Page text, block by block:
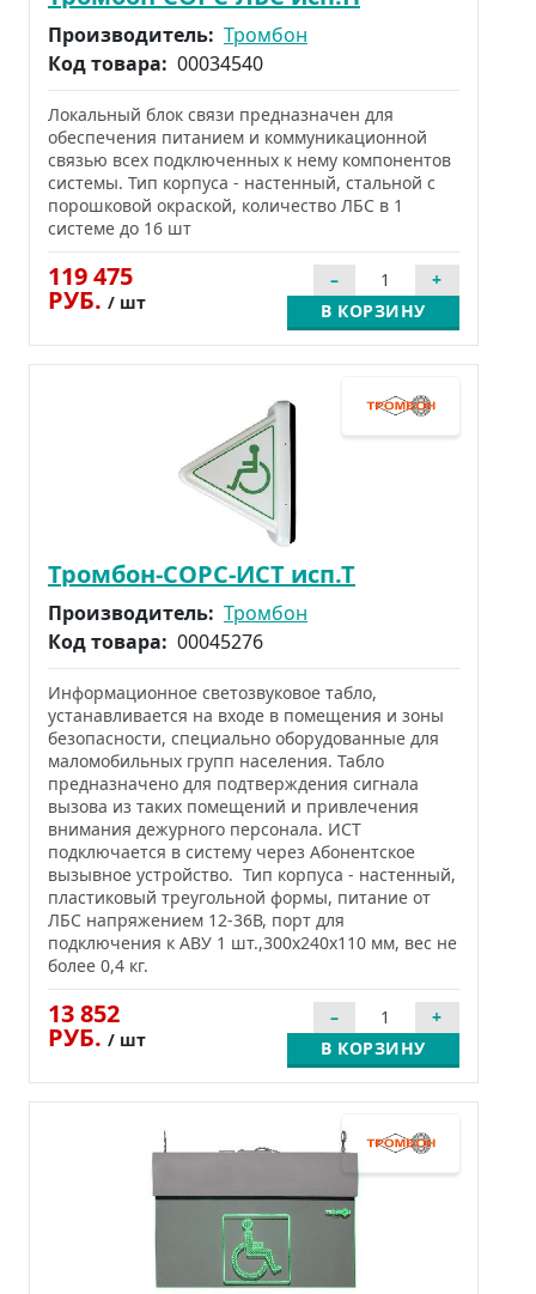
Производитель: Тромбон
Код товара: 00034540
Локальный блок связи предназначен для
обеспечения питанием и коммуникационной
связью всех подключенных к нему компонентов
системы. Тип корпуса - настенный, стальной с
порошковой окраской, количество ЛБС в 1
системе до 16 шт
119 475
РУБ. / шт В КОРЗИНУ
Тромбон-СОРС-ИСТ исп.Т
Производитель: Тромбон
Код товара: 00045276
Информационное светозвуковое табло,
устанавливается на входе в помещения и зоны
безопасности, специально оборудованные для
маломобильных групп населения. Табло
предназначено для подтверждения сигнала
вызова из таких помещений и привлечения
внимания дежурного персонала. ИСТ
подключается в систему через Абонентское
вызывное устройство. Тип корпуса - настенный,
пластиковый треугольной формы, питание от
ЛБС напряжением 12-36В, порт для
подключения к АВУ 1 шт.,300х240х110 мм, вес не
более 0,4 кг.
13 852
РУБ. / шт В КОРЗИНУ